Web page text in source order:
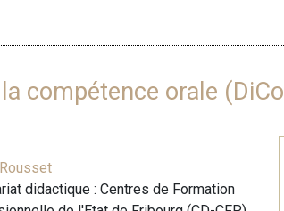
compétence orale
didactique : Centres de Formation